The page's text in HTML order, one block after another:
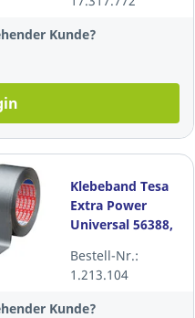
Kunde?
Klebeband Tesa
Extra Power
Universal 56388,
silber
Bestell-Nr.:
1.213.104
Kunde?